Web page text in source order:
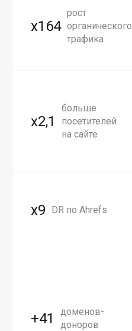
x164
рост
органического
трафика
х2,1
больше
посетителей
на сайте
x9 DR по Ahrefs
+41
доменов-
доноров